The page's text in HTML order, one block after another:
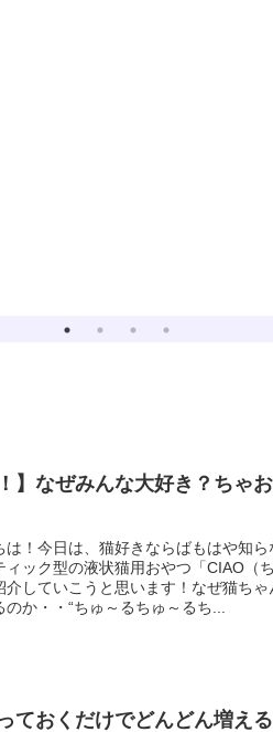
】なぜみんな大好き？ちゃ
！今日は、猫好きならばもはや知ら
ック型の液状猫用おやつ「CIAO（ち
介していこうと思います！なぜ猫ちゃ
か・・“ちゅ～るちゅ～るち...
ておくだけでどんどん増え